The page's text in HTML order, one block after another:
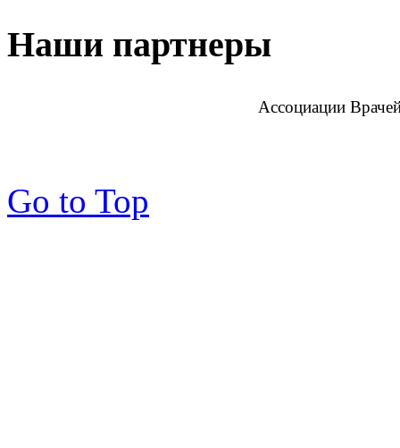
Наши партнеры
Ассоциации
Go to Top